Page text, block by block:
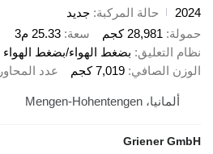
2024
حالة المركبة جديد
حمولة 28,981 كجم سعة 25.33 م3
نظام التعليق بضغط الهواء/بضغط الهواء
الوزن الصافي 7,019 كجم عدد المحاور
ألمانيا، Mengen-Hohentengen
Griener GmbH